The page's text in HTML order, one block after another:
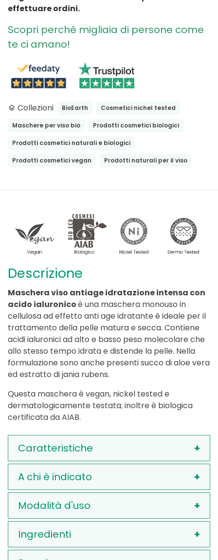
effettuare ordini.
Scopri perché migliaia di persone come
te ci amano!
layers Collezioni BioEarth Cosmetici nichel tested
Maschere per viso bio Prodotti cosmetici biologici
Prodotti cosmetici naturali e biologici
Prodotti cosmetici vegan Prodotti naturali per il viso
Descrizione
Maschera viso antiage idratazione intensa con
acido ialuronicoè una maschera monouso in
cellulosa ad effetto anti age idratante è ideale per il
trattamento della pelle matura e secca. Contiene
acidi ialuronici ad alto e basso peso molecolare che
allo stesso tempo idrata e distende la pelle. Nella
formulazione sono anche presenti succo di aloe vera
ed estratto di jania rubens.
Questa maschera è vegan, nickel tested e
dermatologicamente testata; inoltre è biologica
certificata da AIAB.
Caratteristiche
A chi è indicato
Modalità d'uso
Ingredienti